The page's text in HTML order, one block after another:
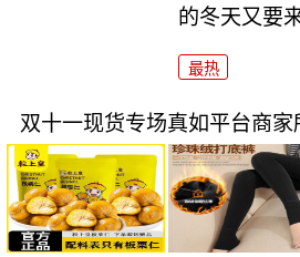
的冬天又要
最热
双十一现货专场真如平台商家